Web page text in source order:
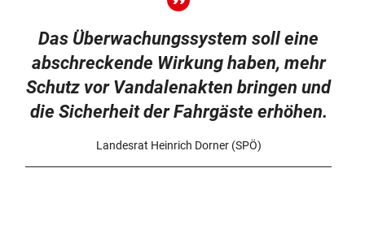
Das Überwachungssystem soll eine
abschreckende Wirkung haben, mehr
Schutz vor Vandalenakten bringen und
die Sicherheit der Fahrgäste erhöhen.
Landesrat Heinrich Dorner (SPÖ)